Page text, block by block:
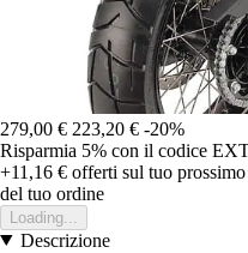
279,00 € 223,20 € -20%
Risparmia 5% con il codice
+11,16 € offerti sul tuo
del tuo ordine
Loading...
Descrizione